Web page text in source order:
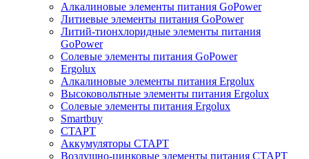
Алкалиновые элементы питания GoPower
Литиевые элементы питания GoPower
Литий-тионхлоридные элементы питания
GoPower
Солевые элементы питания GoPower
Ergolux
Алкалиновые элементы питания Ergolux
Высоковольтные элементы питания Ergolux
Солевые элементы питания Ergolux
Smartbuy
СТАРТ
Аккумуляторы СТАРТ
Воздушно-цинковые элементы питания СТАРТ